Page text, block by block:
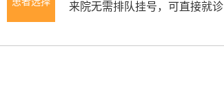
来院无需排队挂号，可直接就诊